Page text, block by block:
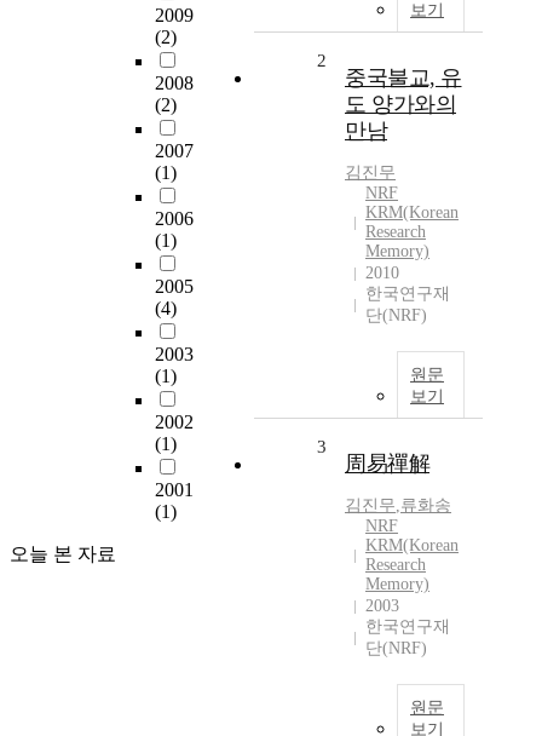
2009
(2)
2008
(2)
2007
(1)
2006
(1)
2005
(4)
2003
(1)
2002
(1)
2001
(1)
오늘 본 자료
보기
2
중국불교, 유
도 양가와의
만남
김진무
NRF
KRM(Korean
Research
Memory)
2010
한국연구재
단(NRF)
원문
보기
3
周易禪解
김진무,류화송
NRF
KRM(Korean
Research
Memory)
2003
한국연구재
단(NRF)
원문
보기